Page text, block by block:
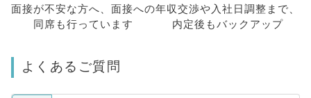
面接が不安な方へ、 面接への
同席も行っています
年収交渉や入社日調整まで、
内定後もバックアップ
よくあるご質問